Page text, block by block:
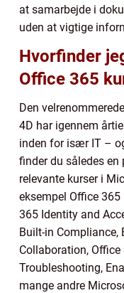
at samarbejde i
uden at vigtige
Hvorfinder
Office 365
Den
4D har igennem
inden for især IT –
finder du således
relevante kurser i
eksempel Office
365 Identity and
Built-in Compliance,
Collaboration,
Troubleshooting,
mange andre